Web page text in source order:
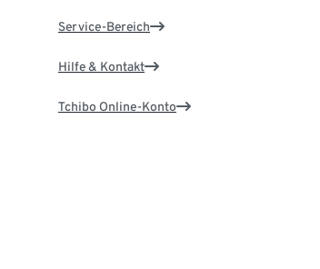
Service-Bereich
Hilfe & Kontakt
Tchibo Online-Konto